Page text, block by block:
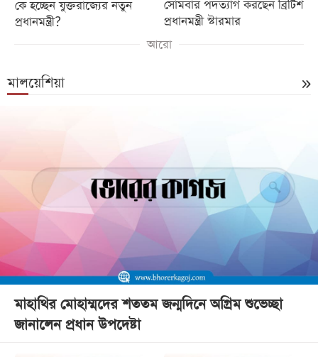
কে হচ্ছেন যুক্তরাজ্যের নতুন
প্রধানমন্ত্রী?
সোমবার পদত্যাগ করছেন ব্রিটিশ
প্রধানমন্ত্রী স্টারমার
আরো
মালয়েশিয়া
মাহাথির মোহাম্মদের শততম জন্মদিনে অগ্রিম শুভেচ্ছা
জানালেন প্রধান উপদেষ্টা